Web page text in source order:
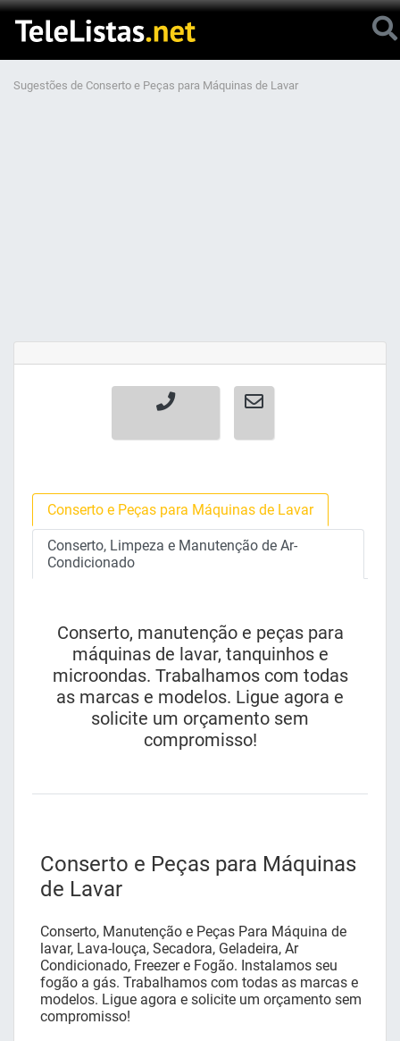
Sugestões de Conserto e Peças para Máquinas de Lavar
Conserto e Peças para Máquinas de Lavar
Conserto, Limpeza e Manutenção de Ar-
Condicionado
Conserto, manutenção e peças para
máquinas de lavar, tanquinhos e
microondas. Trabalhamos com todas
as marcas e modelos. Ligue agora e
solicite um orçamento sem
compromisso!
Conserto e Peças para Máquinas
de Lavar
Conserto, Manutenção e Peças Para Máquina de
lavar, Lava-louça, Secadora, Geladeira, Ar
Condicionado, Freezer e Fogão. Instalamos seu
fogão a gás. Trabalhamos com todas as marcas e
modelos. Ligue agora e solicite um orçamento sem
compromisso!